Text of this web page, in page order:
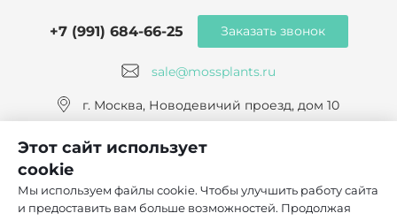
sale@mossplants.ru
+7 (991) 684-66-25
г. Москва, Новодевичий проезд, дом 10
Заказать звонок
Этот сайт использует
cookie
Мы используем файлы cookie. Чтобы улучшить работу сайта
и предоставить вам больше возможностей. Продолжая